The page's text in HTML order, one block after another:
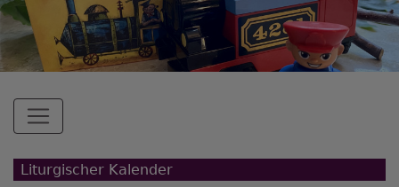
Hauptnavigation
Liturgischer Kalender